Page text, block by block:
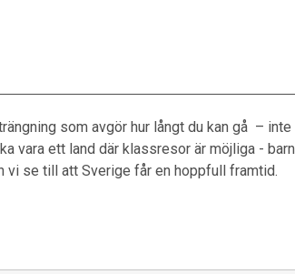
som avgör hur långt du kan gå – inte
vara ett land där klassresor är möjliga - barn
vi se till att Sverige får en hoppfull framtid.